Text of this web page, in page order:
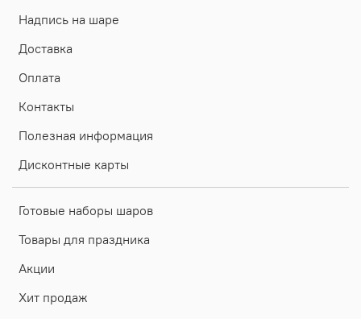
Надпись на шаре
Доставка
Оплата
Контакты
Полезная информация
Дисконтные карты
Готовые наборы шаров
Товары для праздника
Акции
Хит продаж